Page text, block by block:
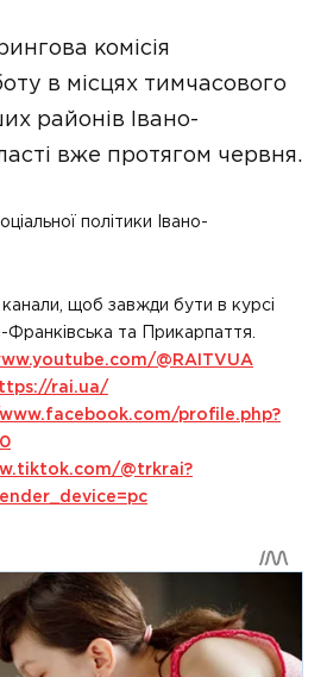
комісія
в місцях тимчасового
районів Івано-
вже протягом червня.
політики Івано-
канали, щоб завжди бути в курсі
та Прикарпаття.
@RAITVUA
rai.ua/
profile.php?
@trkrai?